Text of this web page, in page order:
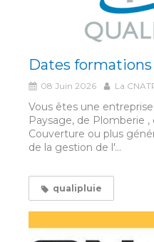
Dates formations
08 Juin 2026 La
Vous êtes une
Paysage, de Plomberie
Couverture ou plus
de la gestion de l'...
qualipluie